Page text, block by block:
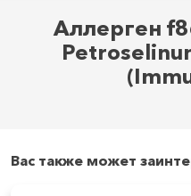
Аллерген
Вас также может